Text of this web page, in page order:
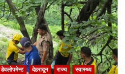
डेवलोपमेन्ट देहरादून राज्य स्वास्थ्य